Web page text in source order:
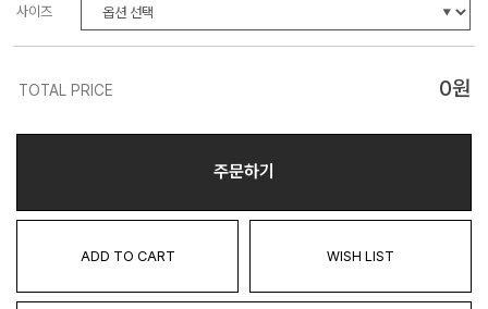
사이즈
TOTAL PRICE 0원
주문하기
ADD TO CART WISH LIST